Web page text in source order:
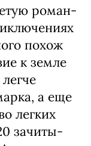
Алексан­
«Братьях